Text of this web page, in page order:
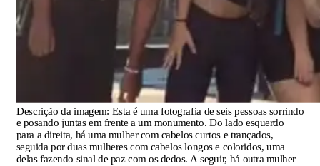
Descrição da imagem: Esta é uma fotografia de seis pessoas sorrindo
e posando juntas em frente a um monumento. Do lado esquerdo
para a direita, há uma mulher com cabelos curtos e trançados,
seguida por duas mulheres com cabelos longos e coloridos, uma
delas fazendo sinal de paz com os dedos. A seguir, há outra mulher